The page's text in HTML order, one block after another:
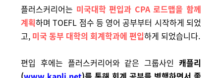
플러스커리어는 미국대학 편입과 CPA 로드맵을 함께
계획하며 TOEFL 점수 등 영어 공부부터 시작하게 되었
고, 미국 동부 대학의 회계학과에 편입하게 되었습니다.
편입 후에는 플러스커리어와 같은 그룹사인 캐플리